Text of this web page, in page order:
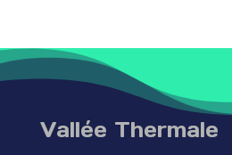
Vallée Thermale